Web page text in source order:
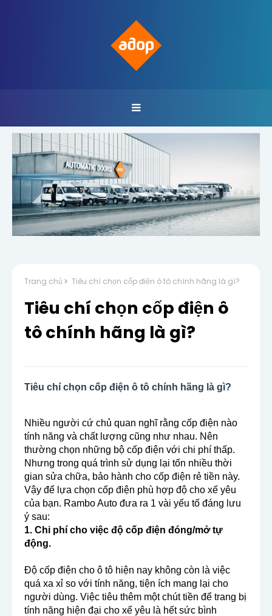
Trang chủ Tiêu chí chọn cốp điện ô tô chính hãng là gì?
Tiêu chí chọn cốp điện ô
tô chính hãng là gì?
Tiêu chí chọn cốp điện ô tô chính hãng là gì?
Nhiều người cứ chủ quan nghĩ rằng cốp điện nào
tính năng và chất lượng cũng như nhau. Nên
thường chọn những bộ cốp điện với chi phí thấp.
Nhưng trong quá trình sử dụng lại tốn nhiều thời
gian sửa chữa, bảo hành cho cốp điện rẻ tiền này.
Vậy để lựa chọn cốp điện phù hợp độ cho xế yêu
của bạn. Rambo Auto đưa ra 1 vài yếu tố đáng lưu
ý sau:
1. Chi phí cho việc độ cốp điện đóng/mở tự
động.
Độ cốp điện cho ô tô hiện nay không còn là việc
quá xa xỉ so với tính năng, tiện ích mang lại cho
người dùng. Việc tiêu thêm một chút tiền để trang bị
tính năng hiện đại cho xế yêu là hết sức bình